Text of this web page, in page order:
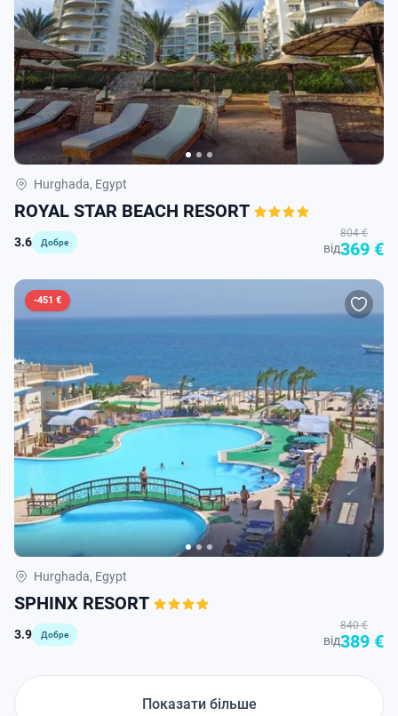
Hurghada, Egypt
ROYAL STAR BEACH RESORT
3.6 Добре від
804 €
369 €
-451 €
Hurghada, Egypt
SPHINX RESORT
3.9 Добре від
840 €
389 €
Показати більше